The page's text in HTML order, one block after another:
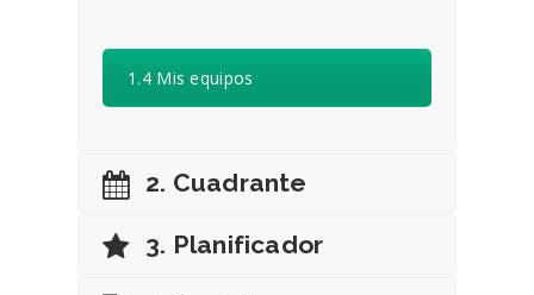
1.4 Mis equipos
2. Cuadrante
3. Planificador